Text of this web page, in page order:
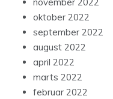
oktober 2022
september 2022
august 2022
april 2022
marts 2022
februar 2022